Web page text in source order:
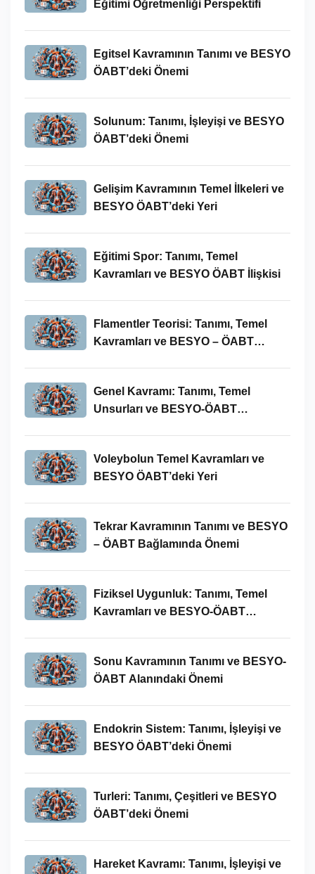
Eğitimi Öğretmenliği Perspektifi
Egitsel Kavramının Tanımı ve BESYO
ÖABT’deki Önemi
Solunum: Tanımı, İşleyişi ve BESYO
ÖABT’deki Önemi
Gelişim Kavramının Temel İlkeleri ve
BESYO ÖABT’deki Yeri
Eğitimi Spor: Tanımı, Temel
Kavramları ve BESYO ÖABT İlişkisi
Flamentler Teorisi: Tanımı, Temel
Kavramları ve BESYO – ÖABT
Genel Kavramı: Tanımı, Temel
Unsurları ve BESYO-ÖABT
Voleybolun Temel Kavramları ve
BESYO ÖABT’deki Yeri
Tekrar Kavramının Tanımı ve BESYO
– ÖABT Bağlamında Önemi
Fiziksel Uygunluk: Tanımı, Temel
Kavramları ve BESYO-ÖABT
Sonu Kavramının Tanımı ve BESYO-
ÖABT Alanındaki Önemi
Endokrin Sistem: Tanımı, İşleyişi ve
BESYO ÖABT’deki Önemi
Turleri: Tanımı, Çeşitleri ve BESYO
ÖABT’deki Önemi
Hareket Kavramı: Tanımı, İşleyişi ve